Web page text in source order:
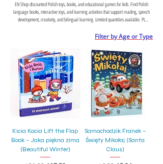
EN Shop discounted Polish toys, books, and educational games for kids. Find Polish
language books, interactive toys, and learning activities that support reading, speech
development, creativity, and bilingual learning. Limited quantities available. PL
edukacyjne wspierające naukę czytania, rozwój mowy i dwujęzyczność. Ilości
Filter by Age or Type
Kicia Kocia Lift the Flap
Book – Jaka piękna zima
(Beautiful Winter)
Samochodzik Franek –
Święty Mikołaj (Santa
Claus)